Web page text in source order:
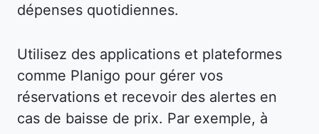
dépenses quotidiennes.
Utilisez des applications et plateformes
comme Planigo pour gérer vos
réservations et recevoir des alertes en
cas de baisse de prix. Par exemple, à